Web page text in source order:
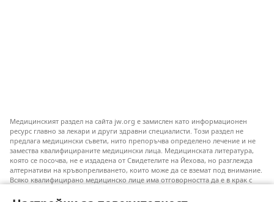
Медицинският раздел на сайта jw.org е замислен като информационен
ресурс главно за лекари и други здравни специалисти. Този раздел не
предлага медицински съвети, нито препоръчва определено лечение и не
замества квалифицираните медицински лица. Медицинската литература,
която се посочва, не е издадена от Свидетелите на Йехова, но разглежда
алтернативи на кръвопреливането, които може да се вземат под внимание.
Всяко квалифицирано медицинско лице има отговорността да е в крак с
помага на пациентите си да направят избор съобразно техните